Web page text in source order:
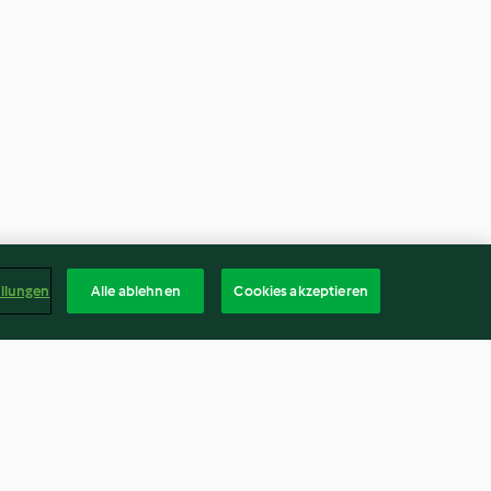
Alle ablehnen Cookies akzeptieren